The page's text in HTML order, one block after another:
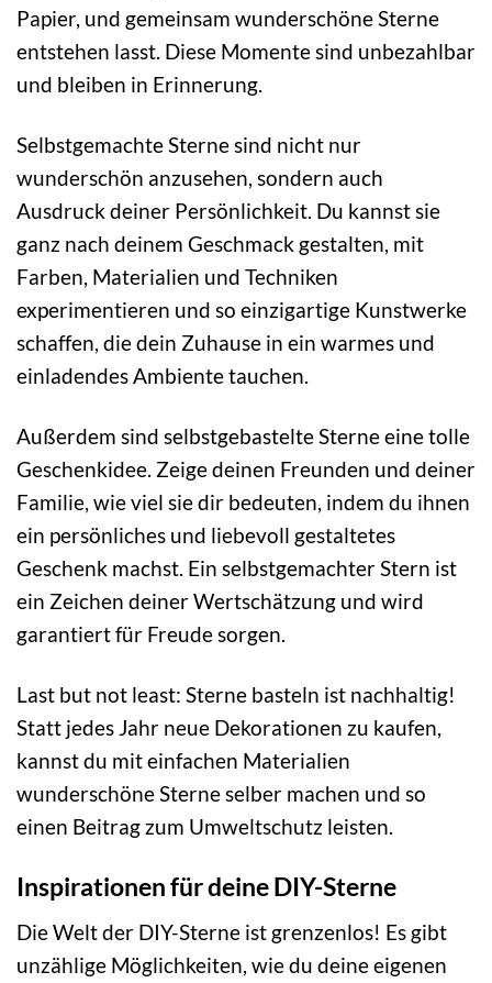
Papier, und gemeinsam wunderschöne Sterne
entstehen lasst. Diese Momente sind unbezahlbar
und bleiben in Erinnerung.
Selbstgemachte Sterne sind nicht nur
wunderschön anzusehen, sondern auch
Ausdruck deiner Persönlichkeit. Du kannst sie
ganz nach deinem Geschmack gestalten, mit
Farben, Materialien und Techniken
experimentieren und so einzigartige Kunstwerke
schaffen, die dein Zuhause in ein warmes und
einladendes Ambiente tauchen.
Außerdem sind selbstgebastelte Sterne eine tolle
Geschenkidee. Zeige deinen Freunden und deiner
Familie, wie viel sie dir bedeuten, indem du ihnen
ein persönliches und liebevoll gestaltetes
Geschenk machst. Ein selbstgemachter Stern ist
ein Zeichen deiner Wertschätzung und wird
garantiert für Freude sorgen.
Last but not least: Sterne basteln ist nachhaltig!
Statt jedes Jahr neue Dekorationen zu kaufen,
kannst du mit einfachen Materialien
wunderschöne Sterne selber machen und so
einen Beitrag zum Umweltschutz leisten.
Inspirationen für deine DIY-Sterne
Die Welt der DIY-Sterne ist grenzenlos! Es gibt
unzählige Möglichkeiten, wie du deine eigenen